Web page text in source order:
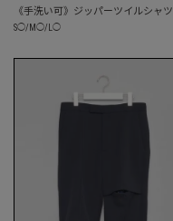
《手洗い可》ジッパーツイルシャツ
S◯/ M ◯/ ◯